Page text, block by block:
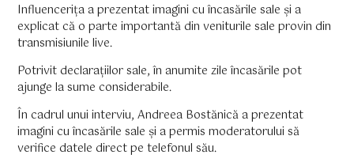
Influencerița a prezentat imagini cu încasările sale și a
explicat că o parte importantă din veniturile sale provin din
transmisiunile live.
Potrivit declarațiilor sale, în anumite zile încasările pot
ajunge la sume considerabile.
În cadrul unui interviu, Andreea Bostănică a prezentat
imagini cu încasările sale și a permis moderatorului să
verifice datele direct pe telefonul său.